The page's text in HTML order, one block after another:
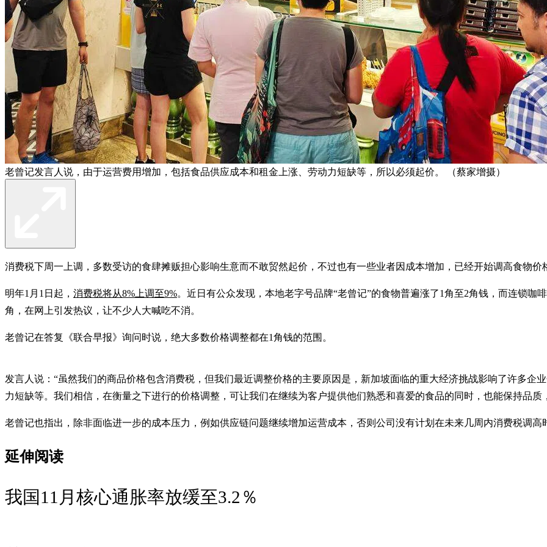
老曾记发言人说，由于运营费用增加，包括食品供应成本和租金上涨、劳动力短缺等，所以必须起价。 （蔡家增摄）
消费税下周一上调，多数受访的食肆摊贩担心影响生意而不敢贸然起价，不过也有一些业者因成本增加，已经开始调高食物价
明年1月1日起， 消费税将从8%上调至9%。近日有公众发现，本地老字号品牌“老曾记”的食物普遍涨了1角至2角钱，而连锁咖
角，在网上引发热议，让不少人大喊吃不消。
老曾记在答复《联合早报》询问时说，绝大多数价格调整都在1角钱的范围。
发言人说：“虽然我们的商品价格包含消费税，但我们最近调整价格的主要原因是，新加坡面临的重大经济挑战影响了许多企
力短缺等。我们相信，在衡量之下进行的价格调整，可让我们在继续为客户提供他们熟悉和喜爱的食品的同时，也能保持品质
老曾记也指出，除非面临进一步的成本压力，例如供应链问题继续增加运营成本，否则公司没有计划在未来几周内消费税调高
延伸阅读
我国11月核心通胀率放缓至3.2％